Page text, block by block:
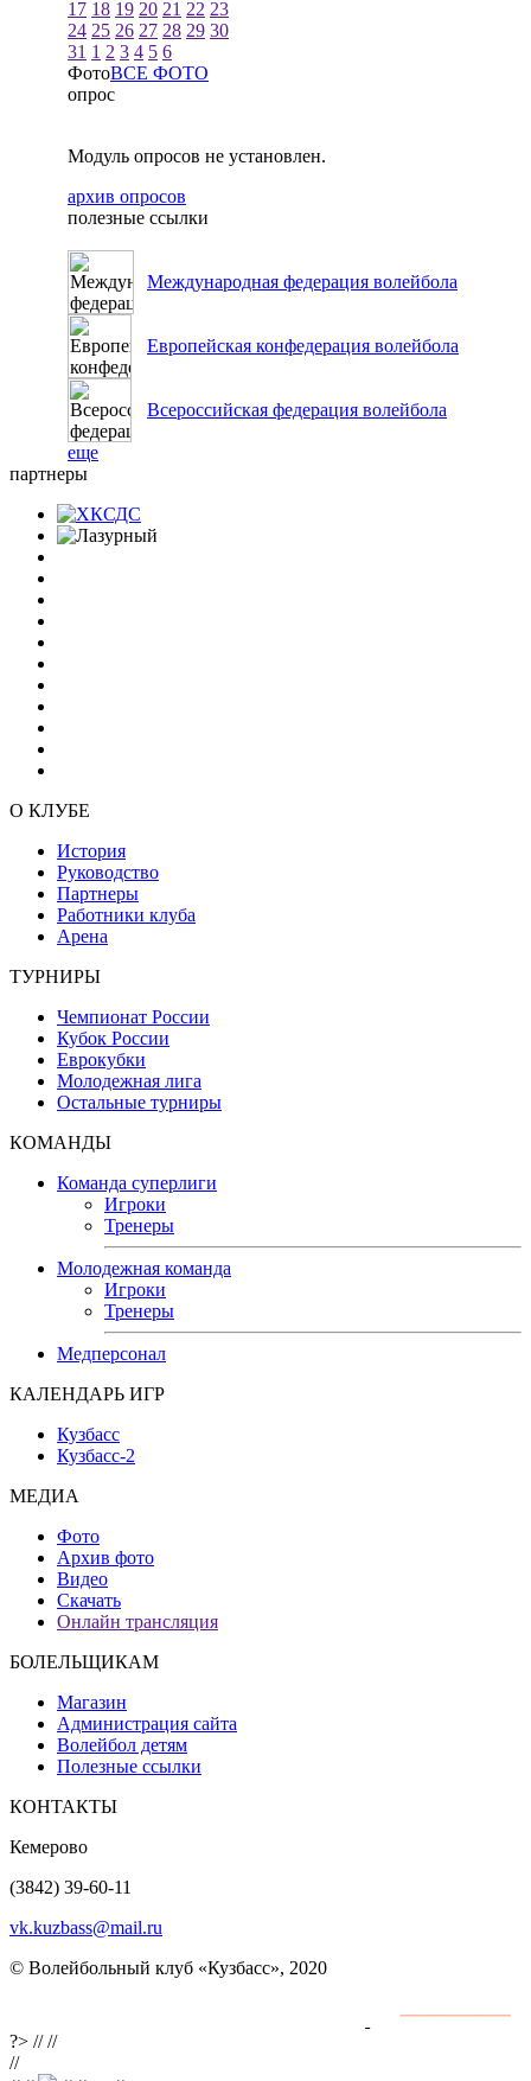
17 18 19 20 21 22 23
24 25 26 27 28 29 30
31 1 2 3 4 5 6
ФотоВСЕ ФОТО
опрос
Модуль опросов не установлен.
архив опросов
полезные ссылки
Международная федерация волейбола
Европейская конфедерация волейбола
Всероссийская федерация волейбола
еще
партнеры
О КЛУБЕ
История
Руководство
Партнеры
Работники клуба
Арена
ТУРНИРЫ
Чемпионат России
Кубок России
Еврокубки
Молодежная лига
Остальные турниры
КОМАНДЫ
Команда суперлиги
Игроки
Тренеры
Молодежная команда
Игроки
Тренеры
Медперсонал
КАЛЕНДАРЬ ИГР
Кузбасс
Кузбасс-2
МЕДИА
Фото
Архив фото
Видео
Скачать
Онлайн трансляция
БОЛЕЛЬЩИКАМ
Магазин
Администрация сайта
Волейбол детям
Полезные ссылки
КОНТАКТЫ
Кемерово
(3842) 39-60-11
vk.kuzbass@mail.ru
© Волейбольный клуб «Кузбасс», 2020
?> ////
//